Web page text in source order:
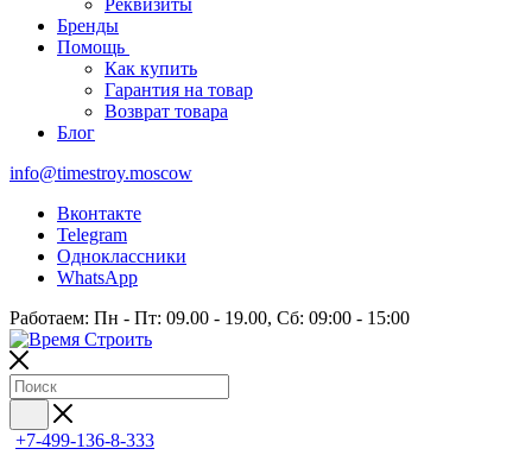
Реквизиты
Бренды
Помощь
Как купить
Гарантия на товар
Возврат товара
Блог
info@timestroy.moscow
Вконтакте
Telegram
Одноклассники
WhatsApp
Работаем: Пн - Пт: 09.00 - 19.00, Сб: 09:00 - 15:00
+7-499-136-8-333